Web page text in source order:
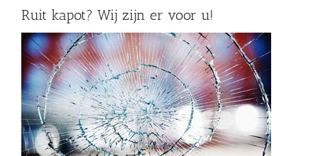
Ruit kapot? Wij zijn er voor u!